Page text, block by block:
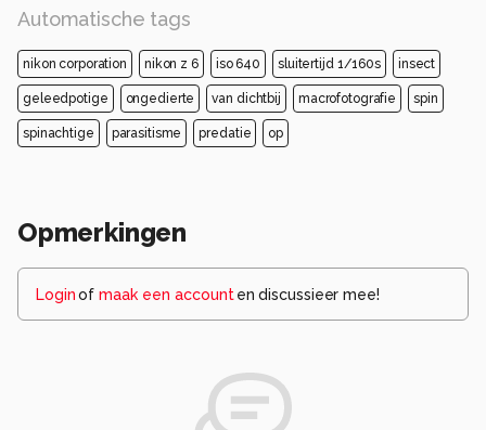
Automatische tags
nikon corporation nikon z 6 iso 640 sluitertijd 1/160s insect
geleedpotige ongedierte van dichtbij macrofotografie spin
spinachtige parasitisme predatie op
Opmerkingen
Loginof maak een account en discussieer mee!